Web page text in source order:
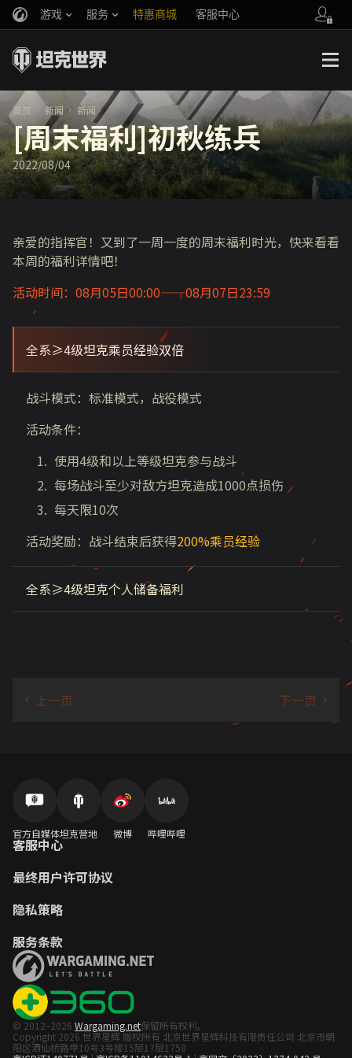
游戏 服务 特惠商城 客服中心
你好，吾久
万圣节
《以战止战》
官方自媒体
首页 新闻 新闻
[周末福利]初秋练兵
2022/08/04
亲爱的指挥官！又到了一周一度的周末福利时光，快来看看
本周的福利详情吧！
活动时间：08月05日00:00——08月07日23:59
全系≥4级坦克乘员经验双倍
战斗模式：标准模式，战役模式
活动条件：
使用4级和以上等级坦克参与战斗
每场战斗至少对敌方坦克造成1000点损伤
每天限10次
活动奖励：战斗结束后获得200%乘员经验
全系≥4级坦克个人储备福利
官方自媒体坦克营地 微博 哔哩哔哩
客服中心
最终用户许可协议
隐私策略
服务条款
© 2012–2026 Wargaming.net保留所有权利。
Copyright 2026 世界星辉 版权所有 北京世界星辉科技有限责任公司 北京市朝
阳区酒仙桥路甲10号3号楼15层17层1758